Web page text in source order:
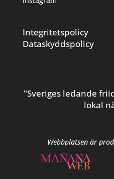
Integritetspolicy
Dataskyddspolicy
"Sveriges ledande
lokal
Webbplatsen är